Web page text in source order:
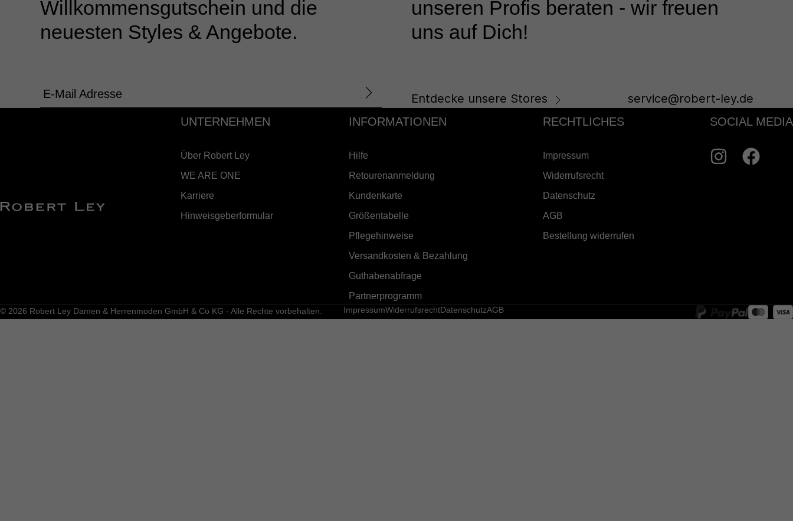
Willkommensgutschein und die
neuesten Styles & Angebote.
E-Mail Adresse
unseren Profis beraten - wir freuen
uns auf Dich!
Entdecke unsere Stores service@robert-ley.de
UNTERNEHMEN
Über Robert Ley
WE ARE ONE
Karriere
Hinweisgeberformular
INFORMATIONEN
Hilfe
Retourenanmeldung
Kundenkarte
Größentabelle
Pflegehinweise
Versandkosten & Bezahlung
Guthabenabfrage
Partnerprogramm
RECHTLICHES
Impressum
Widerrufsrecht
Datenschutz
AGB
Bestellung widerrufen
SOCIAL MEDIA
© 2026 Robert Ley Damen & Herrenmoden GmbH & Co KG - Alle Rechte vorbehalten. ImpressumWiderrufsrechtDatenschutzAGB